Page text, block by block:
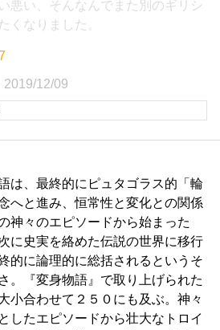
悪い、そんなんでまた別のギリシ
くなりました。
2019/12/09
は、最終的にピュタゴラス的「輪
へと進み、恒常性と変化との関係
神々のエピソードから始まった
に史実を絡めた伝説の世界に移行
的に論理的に総括されるというそ
。『変身物語』で取り上げられた
小合わせて２５０にも及ぶ。神々
したエピソードから壮大なトロイ